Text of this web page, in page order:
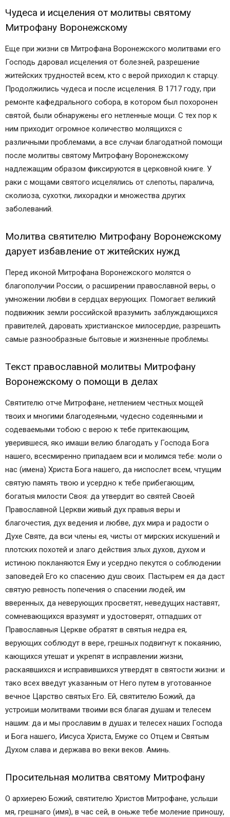
Чудеса и исцеления от молитвы святому
Митрофану Воронежскому
Еще при жизни св Митрофана Воронежского молитвами его
Господь даровал исцеления от болезней, разрешение
житейских трудностей всем, кто с верой приходил к старцу.
Продолжились чудеса и после исцеления. В 1717 году, при
ремонте кафедрального собора, в котором был похоронен
святой, были обнаружены его нетленные мощи. С тех пор к
ним приходит огромное количество молящихся с
различными проблемами, а все случаи благодатной помощи
после молитвы святому Митрофану Воронежскому
надлежащим образом фиксируются в церковной книге. У
раки с мощами святого исцелялись от слепоты, паралича,
сколиоза, сухотки, лихорадки и множества других
заболеваний.
Молитва святителю Митрофану Воронежскому
дарует избавление от житейских нужд
Перед иконой Митрофана Воронежского молятся о
благополучии России, о расширении православной веры, о
умножении любви в сердцах верующих. Помогает великий
подвижник земли российской вразумить заблуждающихся
правителей, даровать христианское милосердие, разрешить
самые разнообразные бытовые и жизненные проблемы.
Текст православной молитвы Митрофану
Воронежскому о помощи в делах
Святителю отче Митрофане, нетлением честных мощей
твоих и многими благодеяньми, чудесно содеянными и
содеваемыми тобою с верою к тебе притекающим,
уверившеся, яко имаши велию благодать у Господа Бога
нашего, всесмиренно припадаем вси и молимся тебе: моли о
нас (имена) Христа Бога нашего, да ниспослет всем, чтущим
святую память твою и усердно к тебе прибегающим,
богатыя милости Своя: да утвердит во святей Своей
Православной Церкви живый дух правыя веры и
благочестия, дух ведения и любве, дух мира и радости о
Духе Святе, да вси члены ея, чисты от мирских искушений и
плотских похотей и злаго действия злых духов, духом и
истиною покланяются Ему и усердно пекутся о соблюдении
заповедей Его ко спасению душ своих. Пастырем ея да даст
святую ревность попечения о спасении людей, им
вверенных, да неверующих просветят, неведущих наставят,
сомневающихся вразумят и удостоверят, отпадших от
Православныя Церкве обратят в святыя недра ея,
верующих соблюдут в вере, грешных подвигнут к покаянию,
кающихся утешат и укрепят в исправлении жизни,
раскаявшихся и исправившихся утвердят в святости жизни: и
тако всех введут указанным от Него путем в уготованное
вечное Царство святых Его. Ей, святителю Божий, да
устроиши молитвами твоими вся благая душам и телесем
нашим: да и мы прославим в душах и телесех наших Господа
и Бога нашего, Иисуса Христа, Емуже со Отцем и Святым
Духом слава и держава во веки веков. Аминь.
Просительная молитва святому Митрофану
О архиерею Божий, святителю Христов Митрофане, услыши
мя, грешнаго (имя), в час сей, в оньже тебе моление приношу,